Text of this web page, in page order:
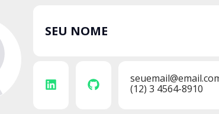
SEU NOME
(12) 3 4564-8910